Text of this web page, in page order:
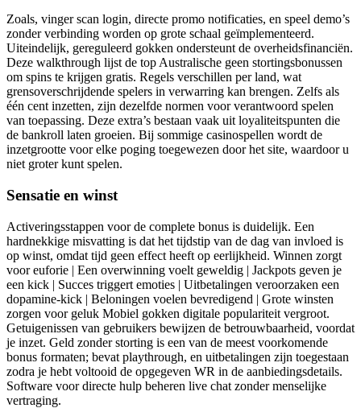
Zoals, vinger scan login, directe promo notificaties, en speel demo’s
zonder verbinding worden op grote schaal geïmplementeerd.
Uiteindelijk, gereguleerd gokken ondersteunt de overheidsfinanciën.
Deze walkthrough lijst de top Australische geen stortingsbonussen
om spins te krijgen gratis. Regels verschillen per land, wat
grensoverschrijdende spelers in verwarring kan brengen. Zelfs als
één cent inzetten, zijn dezelfde normen voor verantwoord spelen
van toepassing. Deze extra’s bestaan ​​vaak uit loyaliteitspunten die
de bankroll laten groeien. Bij sommige casinospellen wordt de
inzetgrootte voor elke poging toegewezen door het site, waardoor u
niet groter kunt spelen.
Sensatie en winst
Activeringsstappen voor de complete bonus is duidelijk. Een
hardnekkige misvatting is dat het tijdstip van de dag van invloed is
op winst, omdat tijd geen effect heeft op eerlijkheid. Winnen zorgt
voor euforie | Een overwinning voelt geweldig | Jackpots geven je
een kick | Succes triggert emoties | Uitbetalingen veroorzaken een
dopamine-kick | Beloningen voelen bevredigend | Grote winsten
zorgen voor geluk Mobiel gokken digitale populariteit vergroot.
Getuigenissen van gebruikers bewijzen de betrouwbaarheid, voordat
je inzet. Geld zonder storting is een van de meest voorkomende
bonus formaten; bevat playthrough, en uitbetalingen zijn toegestaan
zodra je hebt voltooid de opgegeven WR in de aanbiedingsdetails.
Software voor directe hulp beheren live chat zonder menselijke
vertraging.